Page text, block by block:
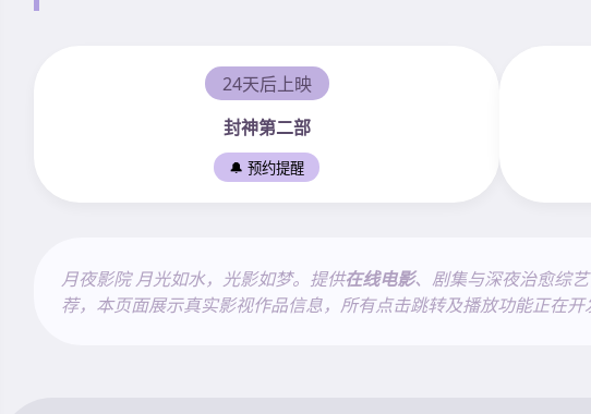
24天后上映
封神第二部
🔔 预约提醒
月夜影院 月光如水，光影如梦。提供在线电影、剧集与深夜治愈综艺
荐，本页面展示真实影视作品信息，所有点击跳转及播放功能正在